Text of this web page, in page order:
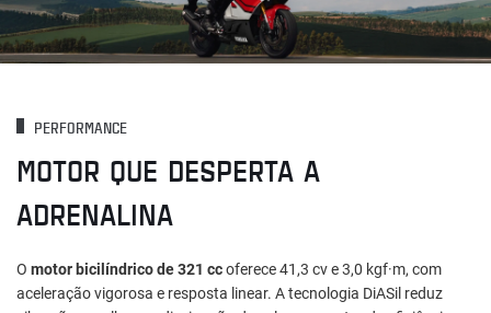
PERFORMANCE
MOTOR QUE DESPERTA A
ADRENALINA
O motor bicilíndrico de 321 ccoferece 41,3 cv e 3,0 kgf·m, com
aceleração vigorosa e resposta linear. A tecnologia DiASil reduz